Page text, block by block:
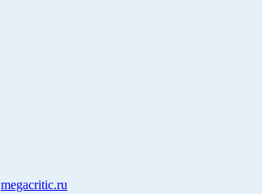
megacritic.ru